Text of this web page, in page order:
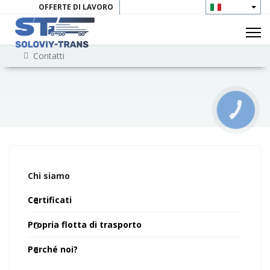
OFFERTE DI LAVORO
CONTATTI
Contatti
Chi siamo
Certificati
Propria flotta di trasporto
Perché noi?
КНОПКА
ЗВ'ЯЗКУ